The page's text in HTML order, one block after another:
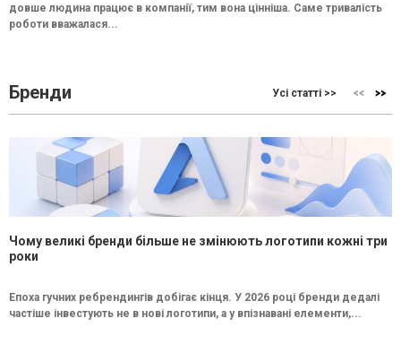
довше людина працює в компанії, тим вона цінніша. Саме тривалість
роботи вважалася...
Бренди Усі статті >>
Чому великі бренди більше не змінюють логотипи кожні три
роки
Епоха гучних ребрендингів добігає кінця. У 2026 році бренди дедалі
частіше інвестують не в нові логотипи, а у впізнавані елементи,...